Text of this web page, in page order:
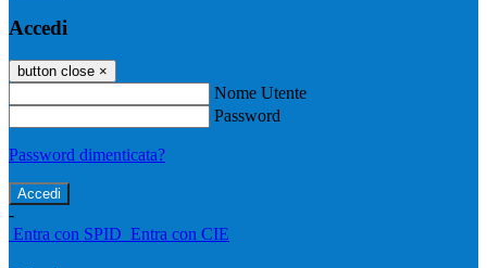
Accedi
button close ×
Nome Utente
Password
Password dimenticata?
-
Entra con SPID Entra con CIE